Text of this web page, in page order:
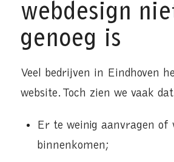
webdesign
genoeg is
Veel bedrijven in Eindhoven
website. Toch zien we vaak
Er te weinig aanvragen of
binnenkomen;